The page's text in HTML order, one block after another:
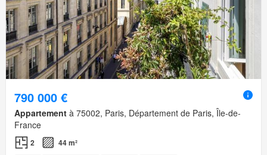
790 000 €
Appartement à 75002, Paris, Département de Paris, Île-de-
France
2 44 m²